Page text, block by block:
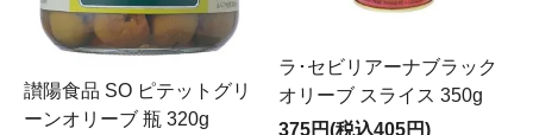
讃陽食品 SO ピテットグリ
ーンオリーブ 瓶 320g
ラ･セビリアーナブラック
オリーブ スライス 350g
375円(税込405円)